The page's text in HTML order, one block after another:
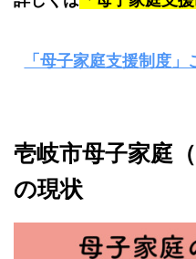
「母子家庭支援制度」
壱岐市母子家庭
の現状